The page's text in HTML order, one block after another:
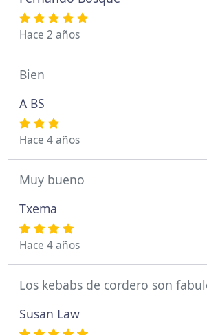
Hace 2 años
Bien
A BS
Hace 4 años
Muy bueno
Txema
Hace 4 años
Los kebabs de cordero son
Susan Law